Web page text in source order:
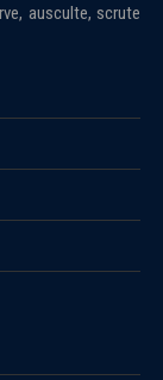
ausculte, scrute